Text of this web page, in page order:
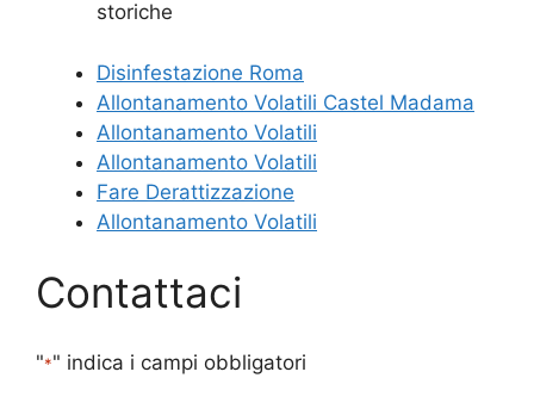
storiche
Disinfestazione Roma
Allontanamento Volatili Castel Madama
Allontanamento Volatili
Allontanamento Volatili
Fare Derattizzazione
Allontanamento Volatili
Contattaci
"*" indica i campi obbligatori